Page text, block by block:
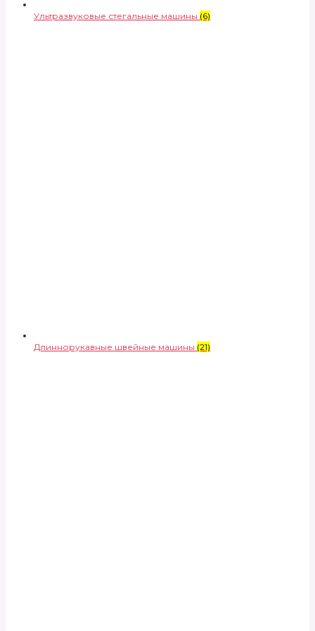
Ультразвуковые стегальные машины (6)
Длиннорукавные швейные машины (21)